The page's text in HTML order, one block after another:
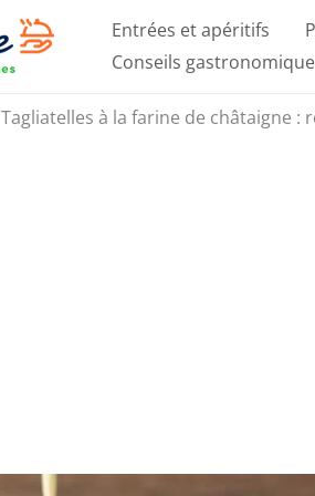
Entrées et apéritifs
Conseils
Tagliatelles à la farine de châtaigne